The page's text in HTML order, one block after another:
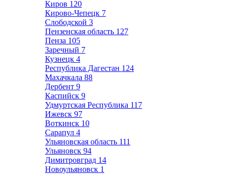
Киров 120
Кирово-Чепецк 7
Слободской 3
Пензенская область 127
Пенза 105
Заречный 7
Кузнецк 4
Республика Дагестан 124
Махачкала 88
Дербент 9
Каспийск 9
Удмуртская Республика 117
Ижевск 97
Воткинск 10
Сарапул 4
Ульяновская область 111
Ульяновск 94
Димитровград 14
Новоульяновск 1